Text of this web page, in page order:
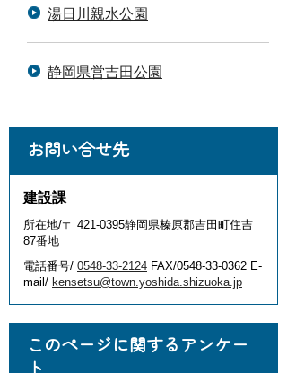
湯日川親水公園
静岡県営吉田公園
お問い合せ先
建設課
所在地/〒 421-0395静岡県榛原郡吉田町住吉
87番地
電話番号/ 0548-33-2124 FAX/0548-33-0362 E-
mail/ kensetsu@town.yoshida.shizuoka.jp
このページに関するアンケー
ト